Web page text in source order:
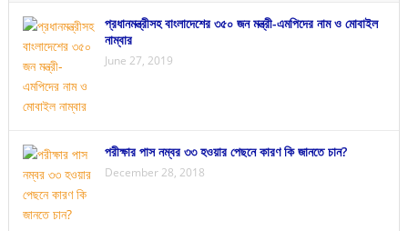
প্রধানমন্ত্রীসহ বাংলাদেশের ৩৫০ জন মন্ত্রী-এমপিদের নাম ও মোবাইল
নাম্বার
June 27, 2019
পরীক্ষার পাস নম্বর ৩৩ হওয়ার পেছনে কারণ কি জানতে চান?
December 28, 2018